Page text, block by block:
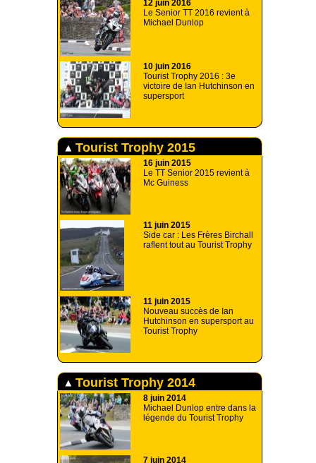
12 juin 2016
Le Senior TT 2016 revient à
Michael Dunlop
10 juin 2016
Tourist Trophy 2016 : 3e
victoire de Ian Hutchinson en
supersport
Tourist Trophy 2015
16 juin 2015
Le TT Senior 2015 revient à
Mc Guiness
11 juin 2015
Side car : Les Frères Birchall
raflent tout au Tourist Trophy
11 juin 2015
Nouveau succès de Ian
Hutchinson en supersport au
Tourist Trophy
Tourist Trophy 2014
8 juin 2014
Michael Dunlop entre dans la
légende du Tourist Trophy
7 juin 2014